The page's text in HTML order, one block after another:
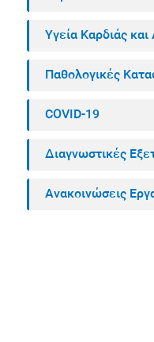
Υγεία Καρδιάς
Παθολογικές
COVID-19
Διαγνωστικές
Ανακοινώσεις